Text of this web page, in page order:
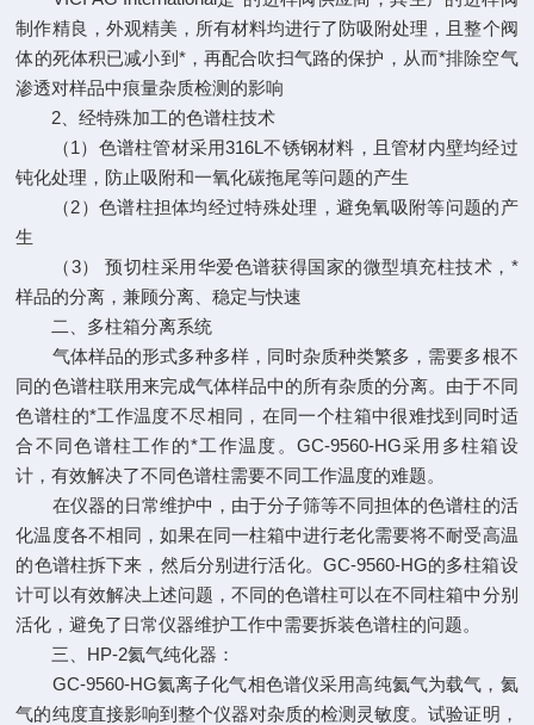
制作精良，外观精美，所有材料均进行了防吸附处理，且整个阀
体的死体积已减小到*，再配合吹扫气路的保护，从而*排除空气
渗透对样品中痕量杂质检测的影响
2、经特殊加工的色谱柱技术
（1）色谱柱管材采用316L不锈钢材料，且管材内壁均经过
钝化处理，防止吸附和一氧化碳拖尾等问题的产生
（2）色谱柱担体均经过特殊处理，避免氧吸附等问题的产
生
（3） 预切柱采用华爱色谱获得国家的微型填充柱技术，*
样品的分离，兼顾分离、稳定与快速
二、多柱箱分离系统
气体样品的形式多种多样，同时杂质种类繁多，需要多根不
同的色谱柱联用来完成气体样品中的所有杂质的分离。由于不同
色谱柱的*工作温度不尽相同，在同一个柱箱中很难找到同时适
合不同色谱柱工作的*工作温度。GC-9560-HG采用多柱箱设
计，有效解决了不同色谱柱需要不同工作温度的难题。
在仪器的日常维护中，由于分子筛等不同担体的色谱柱的活
化温度各不相同，如果在同一柱箱中进行老化需要将不耐受高温
的色谱柱拆下来，然后分别进行活化。GC-9560-HG的多柱箱设
计可以有效解决上述问题，不同的色谱柱可以在不同柱箱中分别
活化，避免了日常仪器维护工作中需要拆装色谱柱的问题。
三、HP-2氦气纯化器：
GC-9560-HG氦离子化气相色谱仪采用高纯氦气为载气，氦
气的纯度直接影响到整个仪器对杂质的检测灵敏度。试验证明，